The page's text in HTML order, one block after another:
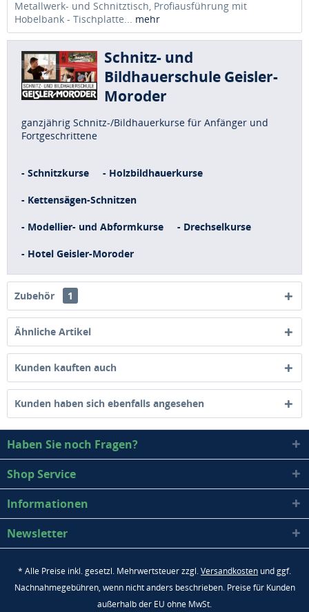
Metallwerk- und Schnitztisch, Profiausführung mit
Hobelbank - Tischplatte... mehr
Schnitz- und
Bildhauerschule Geisler-
Moroder
ganzjährig Schnitz-/Bildhauerkurse für Anfänger und
Fortgeschrittene
- Schnitzkurse - Holzbildhauerkurse
- Kettensägen-Schnitzen
- Modellier- und Abformkurse - Drechselkurse
- Hotel Geisler-Moroder
Zubehör 1
Ähnliche Artikel
Kunden kauften auch
Kunden haben sich ebenfalls angesehen
Haben Sie noch Fragen?
Shop Service
Informationen
Newsletter
* Alle Preise inkl. gesetzl. Mehrwertsteuer zzgl.Versandkosten und ggf.
Nachnahmegebühren, wenn nicht anders beschrieben. Preise für Kunden
außerhalb der EU ohne MwSt.